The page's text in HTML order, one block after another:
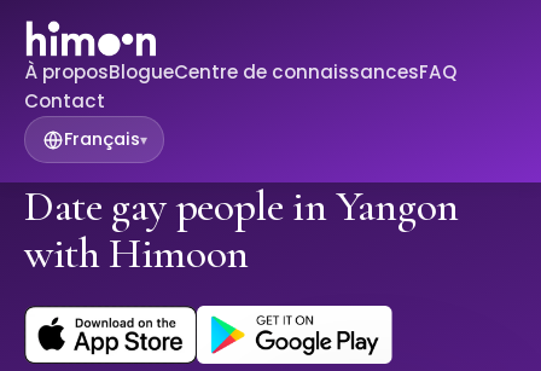
À proposBlogueCentre de connaissancesFAQ
Contact
Français▾
Date gay people in Yangon
with Himoon